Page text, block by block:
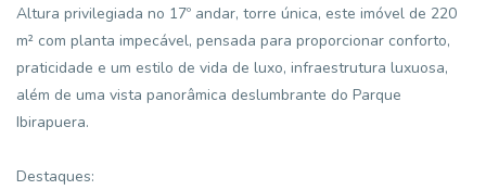
Altura privilegiada no 17º andar, torre única, este imóvel de 220
m² com planta impecável, pensada para proporcionar conforto,
praticidade e um estilo de vida de luxo, infraestrutura luxuosa,
além de uma vista panorâmica deslumbrante do Parque
Ibirapuera.
Destaques: